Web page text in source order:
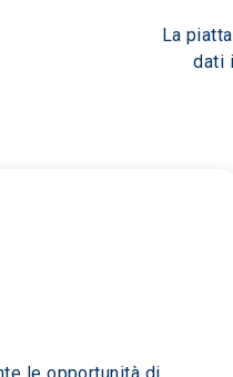
La
dati